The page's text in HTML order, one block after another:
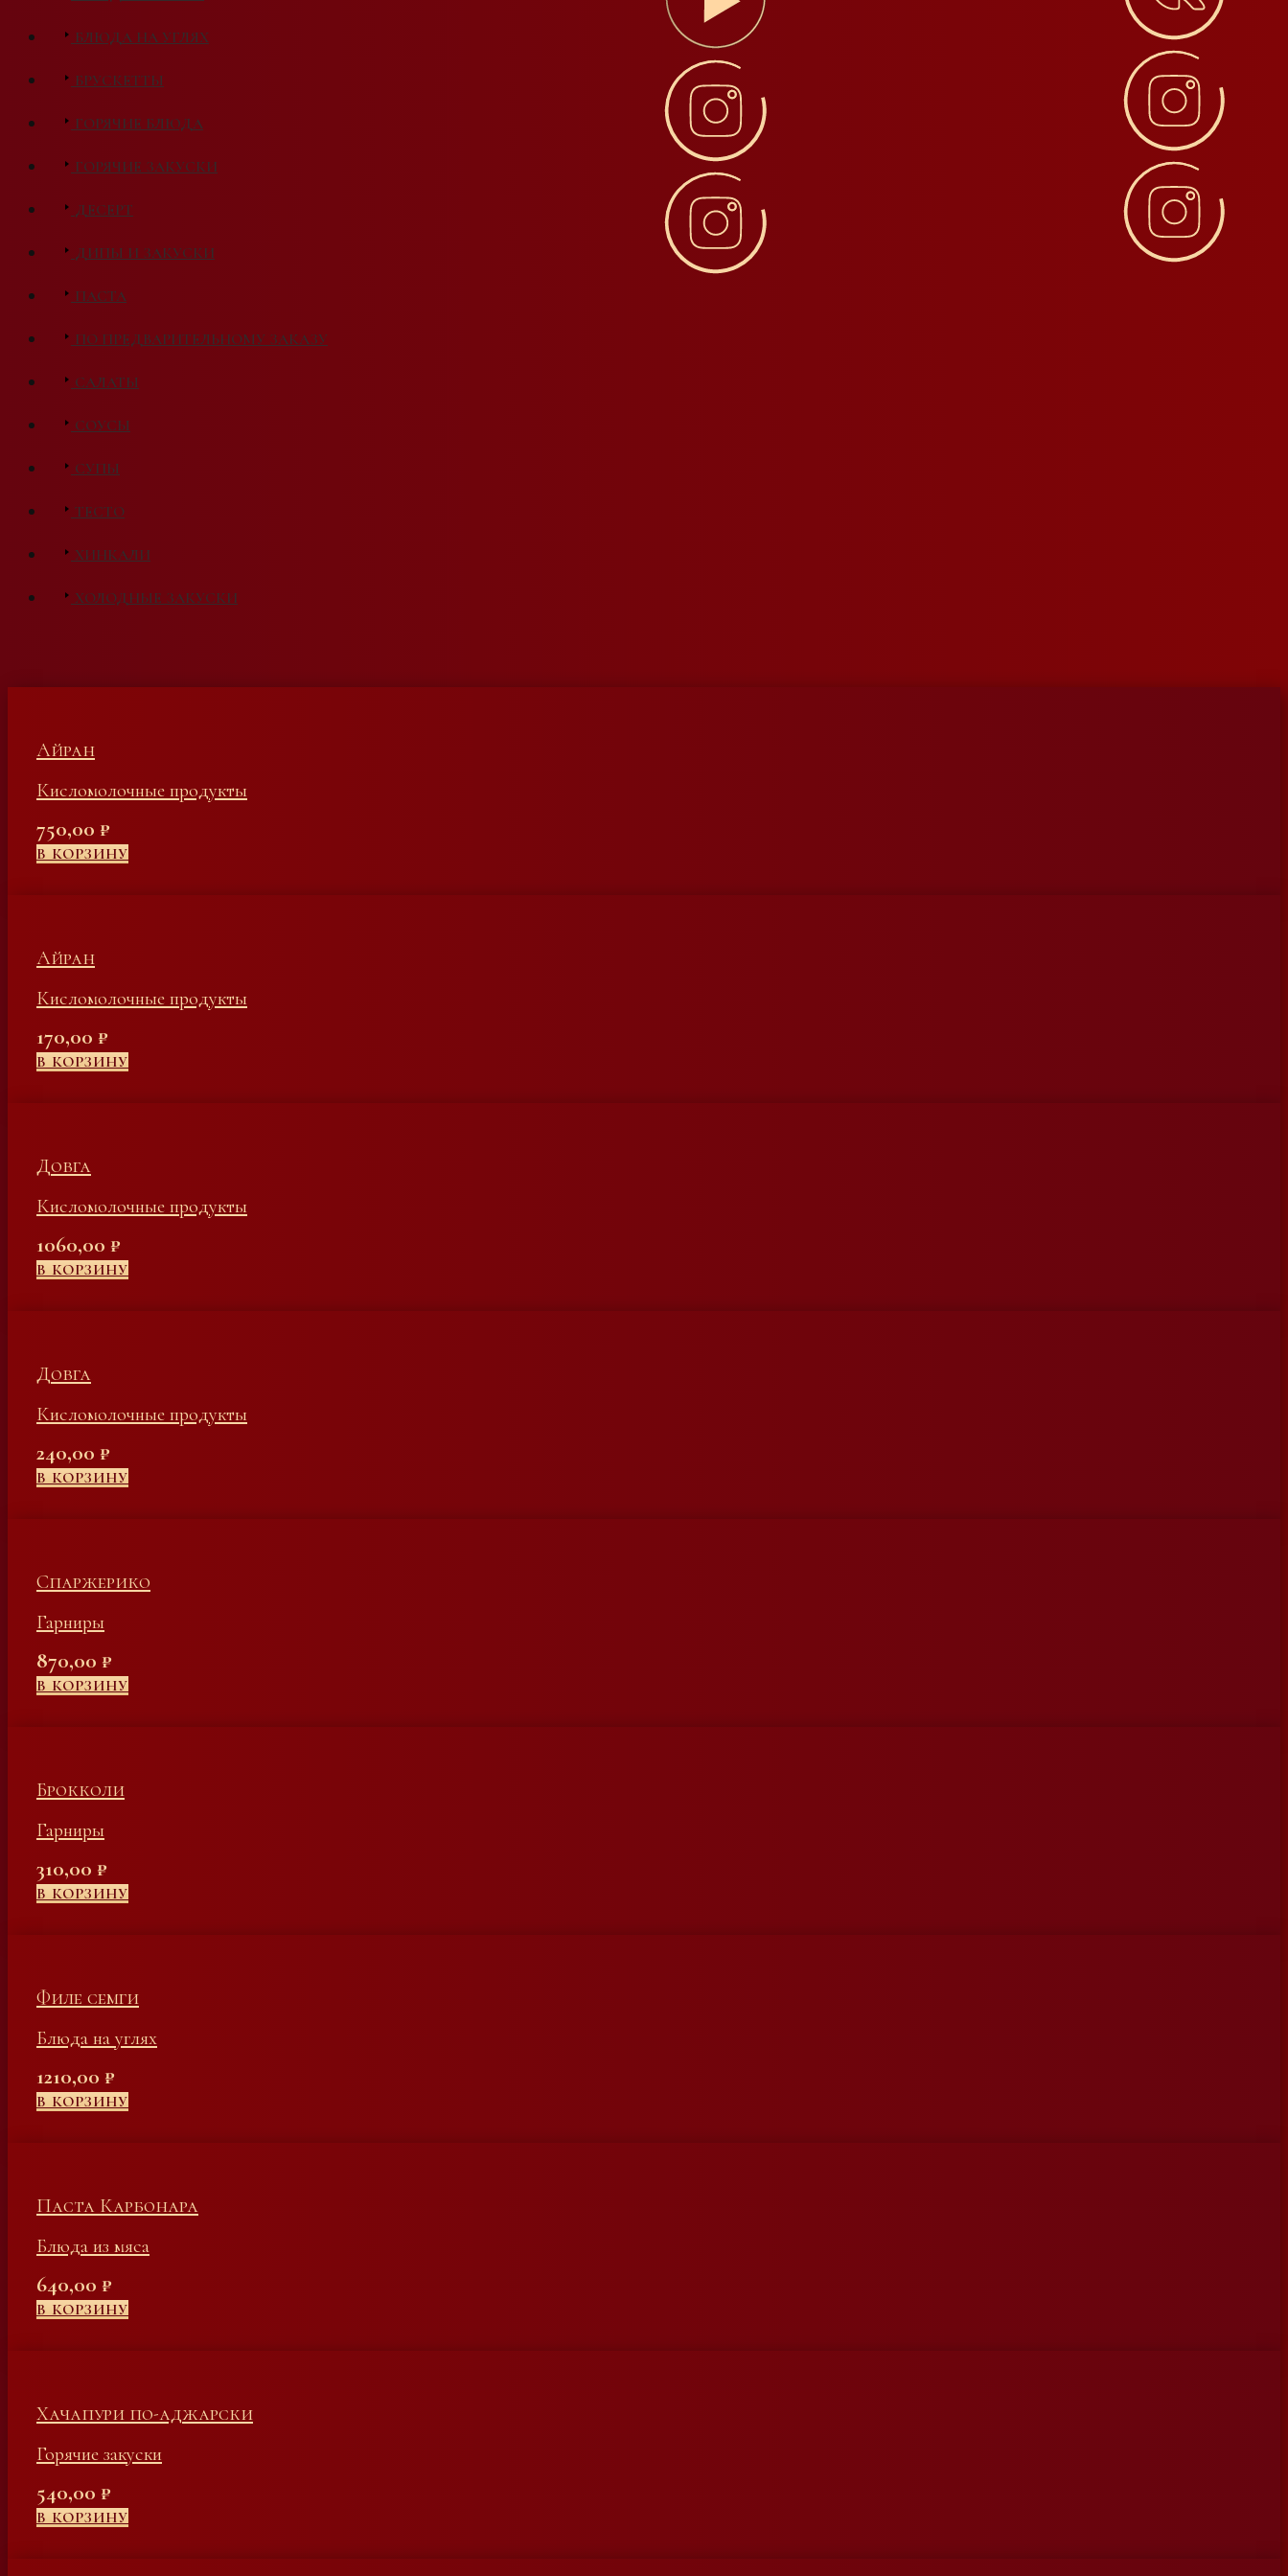
БЛЮДА НА УГЛЯХ
БРУСКЕТТЫ
ГОРЯЧИЕ БЛЮДА
ГОРЯЧИЕ ЗАКУСКИ
ДЕСЕРТ
ДИПЫ И ЗАКУСКИ
ПАСТА
ПО ПРЕДВАРИТЕЛЬНОМУ ЗАКАЗУ
САЛАТЫ
СОУСЫ
СУПЫ
ТЕСТО
ХИНКАЛИ
ХОЛОДНЫЕ ЗАКУСКИ
Айран
Кисломолочные продукты
750,00 ₽
В КОРЗИНУ
Айран
Кисломолочные продукты
170,00 ₽
В КОРЗИНУ
Довга
Кисломолочные продукты
1060,00 ₽
В КОРЗИНУ
Довга
Кисломолочные продукты
240,00 ₽
В КОРЗИНУ
Спаржерико
Гарниры
870,00 ₽
В КОРЗИНУ
Брокколи
Гарниры
310,00 ₽
В КОРЗИНУ
Филе семги
Блюда на углях
1210,00 ₽
В КОРЗИНУ
Паста Карбонара
Блюда из мяса
640,00 ₽
В КОРЗИНУ
Хачапури по-аджарски
Горячие закуски
540,00 ₽
В КОРЗИНУ